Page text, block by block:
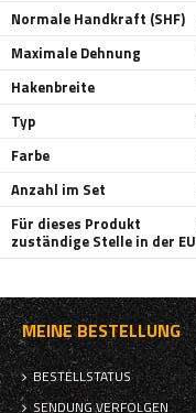
Normale Handkraft (SHF)
Maximale Dehnung
Hakenbreite
Typ
Farbe
Anzahl im Set
Für dieses Produkt
zuständige Stelle in der EU
MEINE BESTELLUNG
BESTELLSTATUS
SENDUNG VERFOLGEN